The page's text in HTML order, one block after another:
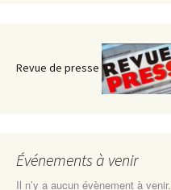
Revue de presse
Événements à venir
Il n’y a aucun évènement à venir.